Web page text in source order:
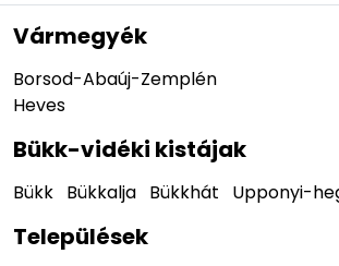
Vármegyék
Borsod-Abaúj-Zemplén
Heves
Bükk-vidéki kistájak
Bükk Bükkalja Bükkhát Upponyi-
Települések